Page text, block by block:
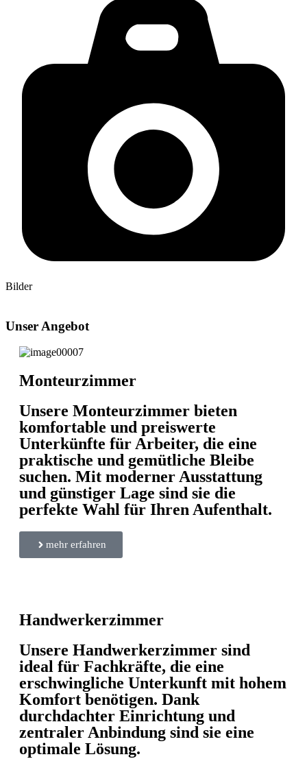
Bilder
Unser Angebot
Monteurzimmer
Unsere Monteurzimmer bieten
komfortable und preiswerte
Unterkünfte für Arbeiter, die eine
praktische und gemütliche Bleibe
suchen. Mit moderner Ausstattung
und günstiger Lage sind sie die
perfekte Wahl für Ihren Aufenthalt.
mehr erfahren
Handwerkerzimmer
Unsere Handwerkerzimmer sind
ideal für Fachkräfte, die eine
erschwingliche Unterkunft mit hohem
Komfort benötigen. Dank
durchdachter Einrichtung und
zentraler Anbindung sind sie eine
optimale Lösung.